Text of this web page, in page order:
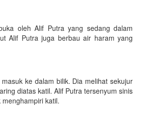
oleh Alif Putra yang sedang dalam
Alif Putra juga berbau air haram yang
ke dalam bilik. Dia melihat sekujur
diatas katil. Alif Putra tersenyum sinis
katil.